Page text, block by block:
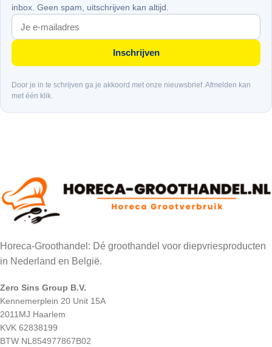
inbox. Geen spam, uitschrijven kan altijd.
Inschrijven
Door je in te schrijven ga je akkoord met onze nieuwsbrief. Afmelden kan
met één klik.
Horeca-Groothandel: Dé groothandel voor diepvriesproducten
in Nederland en België.
Zero Sins Group B.V.
Kennemerplein 20 Unit 15A
2011MJ Haarlem
KVK 62838199
BTW NL854977867B02